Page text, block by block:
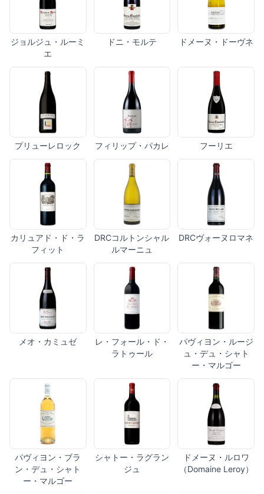
ジョルジュ・ルーミ
エ
ドニ・モルテ ドメーヌ・ドーヴネ
プリューレロック フィリップ・パカレ フーリエ
カリュアド・ド・ラ
フィット
DRCコルトンシャル
ルマーニュ
DRCヴォーヌロマネ
メオ・カミュゼ
レ・フォール・ド・
ラトゥール
パヴィヨン・ルージ
ュ・デュ・シャト
ー・マルゴー
パヴィヨン・ブラ
ン・デュ・シャト
ー・マルゴー
シャトー・ラグラン
ジュ
ドメーヌ・ルロワ
（Domaine Leroy）